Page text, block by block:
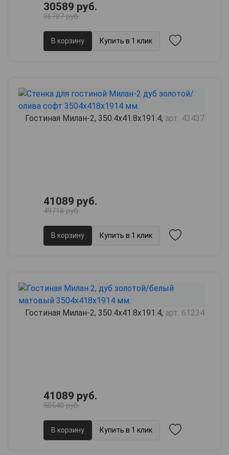
30589 руб.
36707 руб.
В корзину Купить в 1 клик
Гостиная Милан-2, 350.4х41.8х191.4, арт. 43437
41089 руб.
49718 руб.
В корзину Купить в 1 клик
Гостиная Милан-2, 350.4х41.8х191.4, арт. 61234
41089 руб.
50540 руб.
В корзину Купить в 1 клик